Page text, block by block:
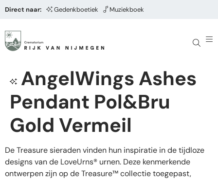
Direct naar: Gedenkboetiek Muziekboek
AngelWings Ashes
Pendant Pol&Bru
Gold Vermeil
De Treasure sieraden vinden hun inspiratie in de tijdloze
designs van de LoveUrns® urnen. Deze kenmerkende
ontwerpen zijn op de Treasure™ collectie toegepast,